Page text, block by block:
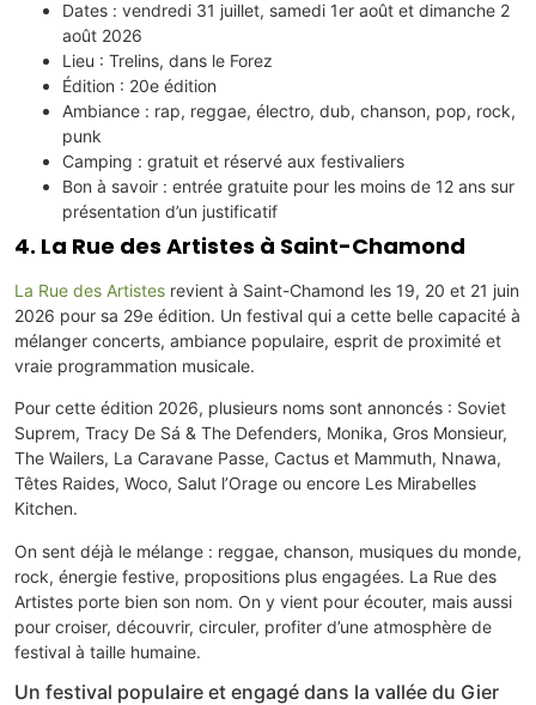
Dates : vendredi 31 juillet, samedi 1er août et dimanche 2
août 2026
Lieu : Trelins, dans le Forez
Édition : 20e édition
Ambiance : rap, reggae, électro, dub, chanson, pop, rock,
punk
Camping : gratuit et réservé aux festivaliers
Bon à savoir : entrée gratuite pour les moins de 12 ans sur
présentation d’un justificatif
4. La Rue des Artistes à Saint-Chamond
La Rue des Artistes revient à Saint-Chamond les 19, 20 et 21 juin
2026 pour sa 29e édition. Un festival qui a cette belle capacité à
mélanger concerts, ambiance populaire, esprit de proximité et
vraie programmation musicale.
Pour cette édition 2026, plusieurs noms sont annoncés : Soviet
Suprem, Tracy De Sá & The Defenders, Monika, Gros Monsieur,
The Wailers, La Caravane Passe, Cactus et Mammuth, Nnawa,
Têtes Raides, Woco, Salut l’Orage ou encore Les Mirabelles
Kitchen.
On sent déjà le mélange : reggae, chanson, musiques du monde,
rock, énergie festive, propositions plus engagées. La Rue des
Artistes porte bien son nom. On y vient pour écouter, mais aussi
pour croiser, découvrir, circuler, profiter d’une atmosphère de
festival à taille humaine.
Un festival populaire et engagé dans la vallée du Gier